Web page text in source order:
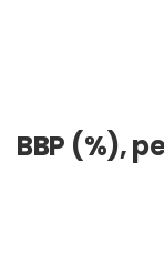
BBP (%),